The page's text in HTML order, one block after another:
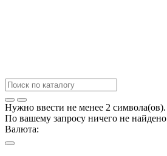
Нужно ввести не менее 2 символа(ов).
По вашему запросу ничего не найдено
Валюта: